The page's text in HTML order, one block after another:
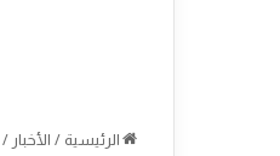
الرئيسية / الأخبار /